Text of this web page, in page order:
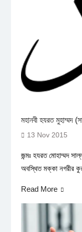
মহানবী হযরত মুহাম্মদ
13 Nov 2015
জন্মঃ হযরত মোহাম্মদ
অবস্থিত মক্কা নগরীর
Read More